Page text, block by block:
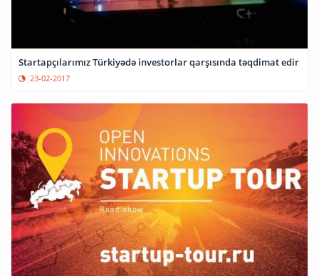
Startapçılarımız Türkiyədə investorlar qarşısında təqdimat edir
23-02-2017